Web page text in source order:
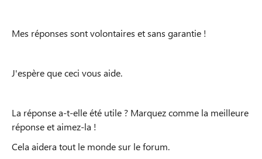
Mes réponses sont volontaires et sans garantie !
J'espère que ceci vous aide.
La réponse a-t-elle été utile ? Marquez comme la meilleure
réponse et aimez-la !
Cela aidera tout le monde sur le forum.